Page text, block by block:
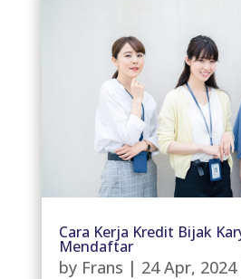
Cara Kerja Kredit Bijak
Mendaftar
by Frans | 24 Apr, 2024